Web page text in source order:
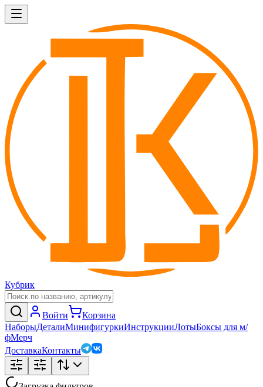
Кубрик
Войти
Корзина
НаборыДеталиМинифигуркиИнструкцииЛотыБоксы для м/
фМерч
ДоставкаКонтакты